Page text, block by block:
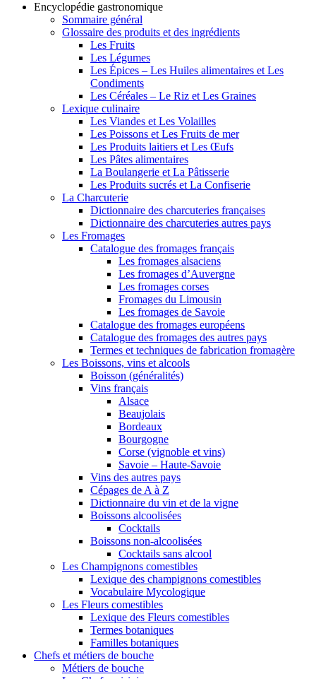
Encyclopédie gastronomique
Sommaire général
Glossaire des produits et des ingrédients
Les Fruits
Les Légumes
Les Épices – Les Huiles alimentaires et Les
Condiments
Les Céréales – Le Riz et Les Graines
Lexique culinaire
Les Viandes et Les Volailles
Les Poissons et Les Fruits de mer
Les Produits laitiers et Les Œufs
Les Pâtes alimentaires
La Boulangerie et La Pâtisserie
Les Produits sucrés et La Confiserie
La Charcuterie
Dictionnaire des charcuteries françaises
Dictionnaire des charcuteries autres pays
Les Fromages
Catalogue des fromages français
Les fromages alsaciens
Les fromages d’Auvergne
Les fromages corses
Fromages du Limousin
Les fromages de Savoie
Catalogue des fromages européens
Catalogue des fromages des autres pays
Termes et techniques de fabrication fromagère
Les Boissons, vins et alcools
Boisson (généralités)
Vins français
Alsace
Beaujolais
Bordeaux
Bourgogne
Corse (vignoble et vins)
Savoie – Haute-Savoie
Vins des autres pays
Cépages de A à Z
Dictionnaire du vin et de la vigne
Boissons alcoolisées
Cocktails
Boissons non-alcoolisées
Cocktails sans alcool
Les Champignons comestibles
Lexique des champignons comestibles
Vocabulaire Mycologique
Les Fleurs comestibles
Lexique des Fleurs comestibles
Termes botaniques
Familles botaniques
Chefs et métiers de bouche
Métiers de bouche